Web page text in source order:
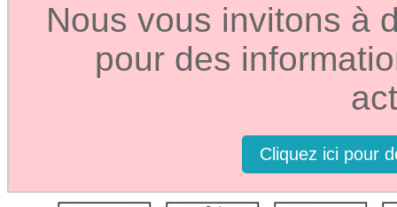
Nous vous invitons à
pour des
Cliquez ici pour